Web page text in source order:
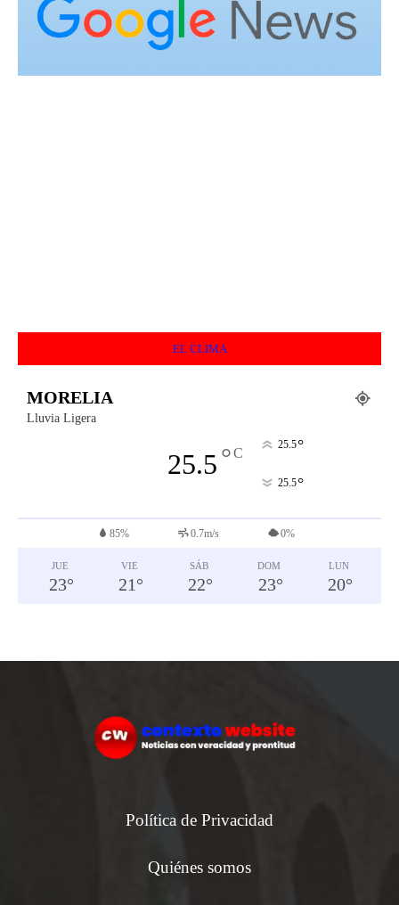
EL CLIMA
MORELIA
Lluvia Ligera
25.5°C
25.5°
25.5°
85% 0.7m/s 0%
JUE
23°
VIE
21 °
SÁB
22°
DOM
23°
LUN
20°
Política de Privacidad
Quiénes somos